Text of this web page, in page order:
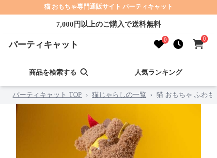
猫 おもちゃ専門通販サイト パーティキャット
7,000円以上のご購入で送料無料
パーティキャット 0 0
商品を検索する 人気ランキング
パーティキャット TOP › 猫じゃらしの一覧 › 猫 おもちゃ ふわも